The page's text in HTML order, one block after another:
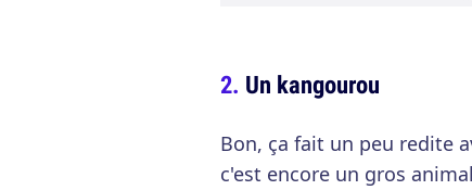
Un kangourou
Bon, ça fait un peu redite
c'est encore un gros